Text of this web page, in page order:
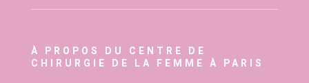
À PROPOS DU CENTRE DE
CHIRURGIE DE LA FEMME À PARIS